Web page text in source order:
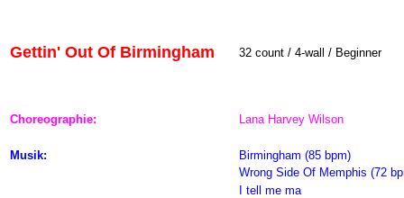
Gettin' Out Of Birmingham 32 count / 4-wall / Beginner
Choreographie: Lana Harvey Wilson
Musik:
Birmingham (85 bpm)
Wrong Side Of Memphis (72
I tell me ma